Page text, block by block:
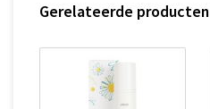
Gerelateerde producten